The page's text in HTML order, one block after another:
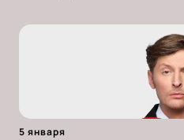
5 января